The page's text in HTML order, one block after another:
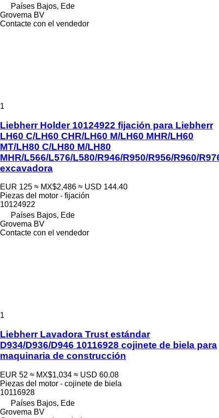
Países Bajos, Ede
Grovema BV
Contacte con el vendedor
1
Liebherr Holder 10124922 fijación para Liebherr
LH60 C/LH60 CHR/LH60 M/LH60 MHR/LH60
MT/LH80 C/LH80 M/LH80
MHR/L566/L576/L580/R946/R950/R956/R960/
excavadora
EUR 125 ≈ MX$2,486 ≈ USD 144.40
Piezas del motor - fijación
10124922
Países Bajos, Ede
Grovema BV
Contacte con el vendedor
1
Liebherr Lavadora Trust estándar
D934/D936/D946 10116928 cojinete de biela para
maquinaria de construcción
EUR 52 ≈ MX$1,034 ≈ USD 60.08
Piezas del motor - cojinete de biela
10116928
Países Bajos, Ede
Grovema BV